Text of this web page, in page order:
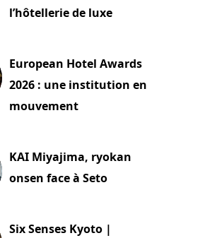
l’hôtellerie de luxe
European Hotel Awards
2026 : une institution en
mouvement
KAI Miyajima, ryokan
onsen face à Seto
Six Senses Kyoto |